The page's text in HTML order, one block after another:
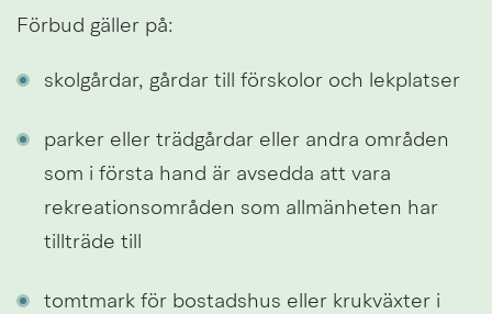
Förbud gäller på:
skolgårdar, gårdar till förskolor och lekplatser
parker eller trädgårdar eller andra områden
som i första hand är avsedda att vara
rekreationsområden som allmänheten har
tillträde till
tomtmark för bostadshus eller krukväxter i